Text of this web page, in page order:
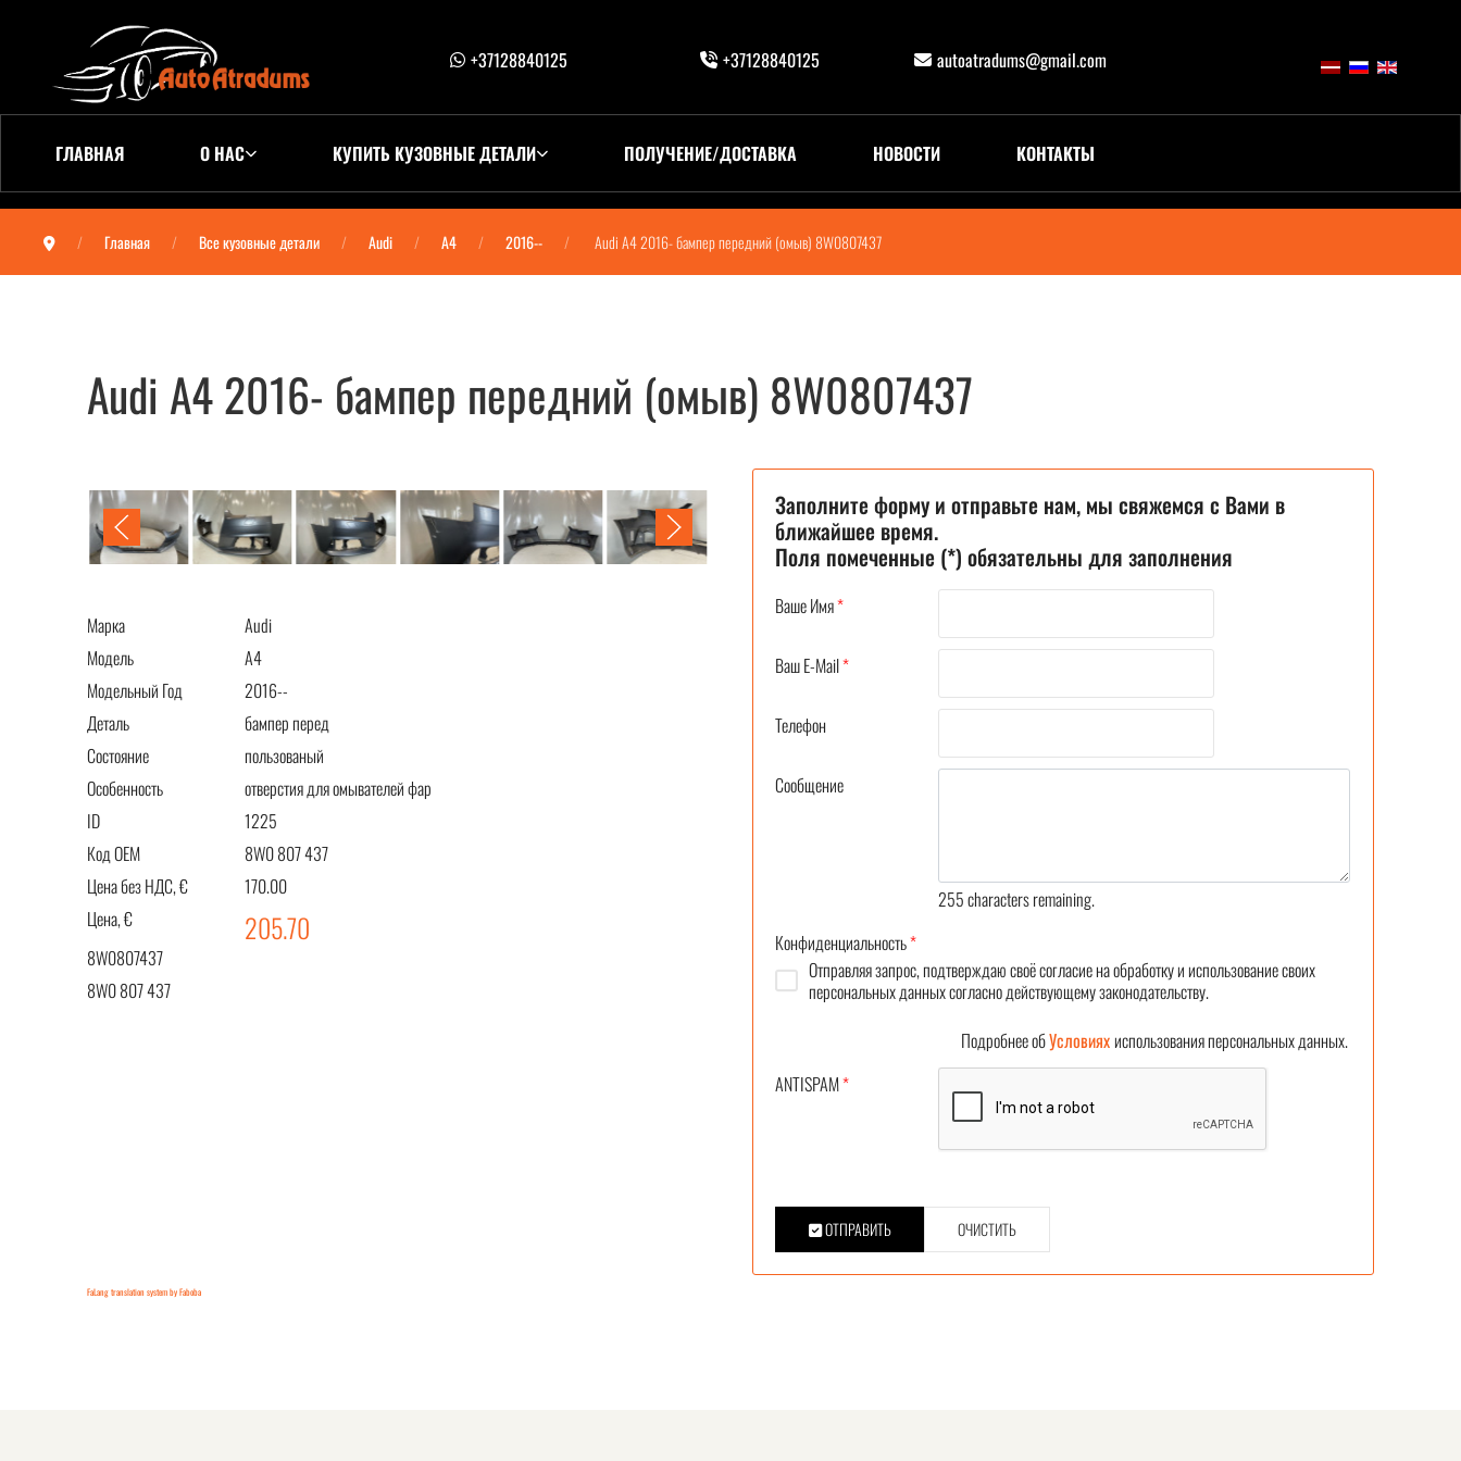
+37128840125 +37128840125 autoatradums@gmail.com
ГЛАВНАЯ О НАС КУПИТЬ КУЗОВНЫЕ ДЕТАЛИ ПОЛУЧЕНИЕ/ДОСТАВКА НОВОСТИ КОНТАКТЫ
Главная Все кузовные детали Audi A4 2016-- Audi A4 2016- бампер передний (омыв) 8W0807437
Audi A4 2016- бампер передний (омыв) 8W0807437
Марка
Audi
Модель
A4
Модельный Год
2016--
Деталь
бампер перед
Состояние
пользованый
Особенность
отверстия для омывателей фар
ID
1225
Код OEM
8W0 807 437
Цена без НДС, €
170.00
Цена, €
205.70
8W0807437
8W0 807 437
Заполните форму и отправьте нам, мы свяжемся с Вами в
ближайшее время.
Поля помеченные (*) обязательны для заполнения
Ваше Имя*
Ваш E-Mail*
Телефон
Сообщение
255characters remaining.
Конфиденциальность*
Отправляя запрос, подтверждаю своё согласие на обработку и использование своих
персональных данных согласно действующему законодательству.
Подробнее обУсловияхиспользования персональных данных.
ANTISPAM*
ОТПРАВИТЬ ОЧИСТИТЬ
FaLang translation system by Faboba